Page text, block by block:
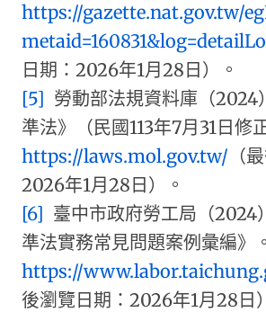
https://gazette.nat.gov.tw/
日期：2026年1月28日）。
[5] 勞動部法規資料庫（2024
準法》（民國113年7月31日修
https://laws.mol.gov.tw/ （
2026年1月28日）。
[6] 臺中市政府勞工局（2024
準法實務常見問題案例彙編》。
https://
後瀏覽日期：2026年1月28日